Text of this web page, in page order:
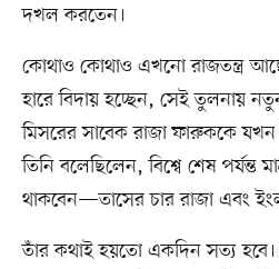
দখল করতেন।
কোথাও কোথাও এখনো রাজতন্ত্র
হারে বিদায় হচ্ছেন, সেই তুলনায়
মিসরের সাবেক রাজা ফারুককে
তিনি বলেছিলেন, বিশ্বে শেষ পর্যন্ত
থাকবেন—তাসের চার রাজা এবং
তাঁর কথাই হয়তো একদিন সত্য